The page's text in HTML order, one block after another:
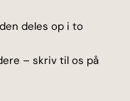
deles op i to
– skriv til os på